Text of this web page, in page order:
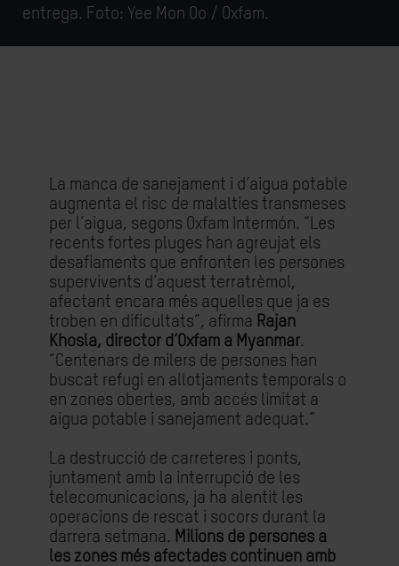
entrega. Foto: Yee Mon Oo / Oxfam.
La manca de sanejament i d’aigua potable
augmenta el risc de malalties transmeses
per l’aigua, segons Oxfam Intermón. “Les
recents fortes pluges han agreujat els
desafiaments que enfronten les persones
supervivents d’aquest terratrèmol,
afectant encara més aquelles que ja es
troben en dificultats”, afirma Rajan
Khosla, director d’Oxfam a Myanmar.
“Centenars de milers de persones han
buscat refugi en allotjaments temporals o
en zones obertes, amb accés limitat a
aigua potable i sanejament adequat.”
La destrucció de carreteres i ponts,
juntament amb la interrupció de les
telecomunicacions, ja ha alentit les
operacions de rescat i socors durant la
darrera setmana. Milions de persones a
les zones més afectades continuen amb